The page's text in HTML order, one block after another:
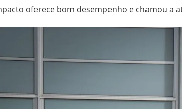
oferece bom desempenho e chamou